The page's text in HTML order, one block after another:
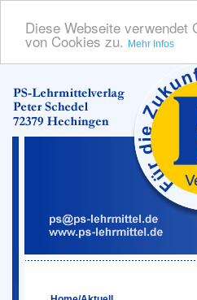
Diese Webseite verwendet
von Cookies zu. Mehr Infos